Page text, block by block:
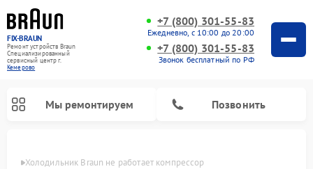
FIX-BRAUN
Ремонт устройств Braun
Специализированный
cервисный центр г.
Кемерово
+7 (800) 301-55-83
Ежедневно, с 10:00 до 20:00
+7 (800) 301-55-83
Звонок бесплатный по РФ
Мы ремонтируем Позвонить
Холодильник Braun не работает компрессор